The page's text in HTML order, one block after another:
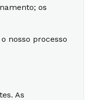
os
nosso processo
As